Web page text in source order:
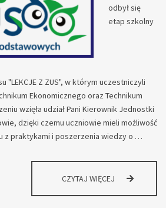
odbył się
etap szkolny
"LEKCJE Z ZUS", w którym uczestniczyli
Ekonomicznego oraz Technikum
wzięła udział Pani Kierownik Jednostki
dzięki czemu uczniowie mieli możliwość
z praktykami i poszerzenia wiedzy o …
CZYTAJ WIĘCEJ SZKOLNY